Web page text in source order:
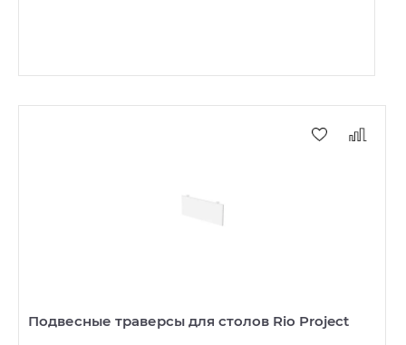
Подвесные траверсы для столов Rio Project